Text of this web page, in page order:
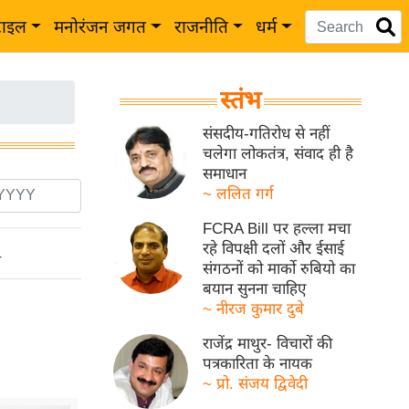
मनोरंजन जगत राजनीति धर्म
स्तंभ
संसदीय-गतिरोध से नहीं
चलेगा लोकतंत्र, संवाद ही है
समाधान
~ ललित गर्ग
FCRA Bill पर हल्ला मचा
रहे विपक्षी दलों और ईसाई
संगठनों को मार्को रुबियो का
बयान सुनना चाहिए
~ नीरज कुमार दुबे
राजेंद्र माथुर- विचारों की
पत्रकारिता के नायक
~ प्रो. संजय द्विवेदी